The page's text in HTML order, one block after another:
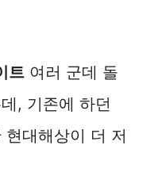
트 여러 군데 돌
, 기존에 하던
대해상이 더 저